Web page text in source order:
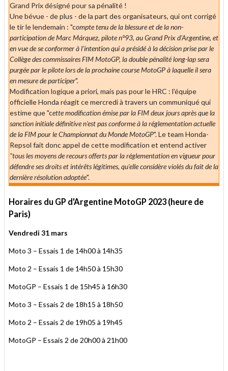
Grand Prix désigné pour sa pénalité !
Une bévue - de plus - de la part des organisateurs, qui ont corrigé
le tir le lendemain : "compte tenu de la blessure et de la non-
participation de Marc Márquez, pilote n°93, au Grand Prix d'Argentine, et
en vue de se conformer à l'intention qui a présidé à la décision prise par le
Collège des commissaires FIM MotoGP, la double pénalité long-lap sera
purgée par le pilote lors de la prochaine course MotoGP à laquelle il sera
en mesure de participer".
Modification logique a priori, mais pas pour le HRC : l'équipe
officielle Honda réagit ce mercredi à travers un communiqué qui
estime que "cette modification émise par la FIM deux jours après que la
sanction initiale définitive n'est pas conforme à la réglementation actuelle
de la FIM pour le Championnat du Monde MotoGP".Le team Honda-
Repsol fait donc appel de cette modification et entend activer
"tous les moyens de recours offerts par la réglementation en vigueur pour
défendre ses droits et intérêts légitimes, qu'elle considère violés du fait de la
dernière résolution adoptée".
Horaires du GP d'Argentine MotoGP 2023 (heure de
Paris)
Vendredi 31 mars
Moto 3 – Essais 1 de 14h00 à 14h35
Moto 2 – Essais 1 de 14h50 à 15h30
MotoGP – Essais 1 de 15h45 à 16h30
Moto 3 – Essais 2 de 18h15 à 18h50
Moto 2 – Essais 2 de 19h05 à 19h45
MotoGP – Essais 2 de 20h00 à 21h00